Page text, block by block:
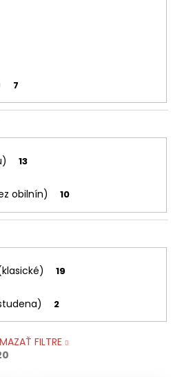
7
13
obilnín) 10
19
2
FILTRE